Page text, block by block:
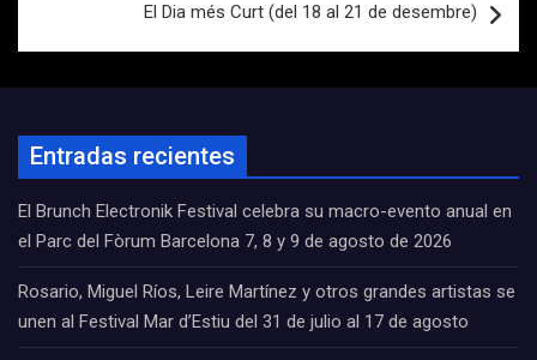
El Dia més Curt (del 18 al 21 de desembre)
Entradas recientes
El Brunch Electronik Festival celebra su macro-evento anual en
el Parc del Fòrum Barcelona 7, 8 y 9 de agosto de 2026
Rosario, Miguel Ríos, Leire Martínez y otros grandes artistas se
unen al Festival Mar d’Estiu del 31 de julio al 17 de agosto